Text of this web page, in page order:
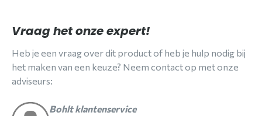
Vraag het onze expert!
Heb je een vraag over dit product of heb je hulp nodig bij
het maken van een keuze? Neem contact op met onze
adviseurs:
Bohlt klantenservice